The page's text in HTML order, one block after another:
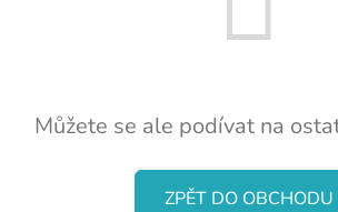
Můžete se ale podívat na
ZPĚT DO OBCHODU